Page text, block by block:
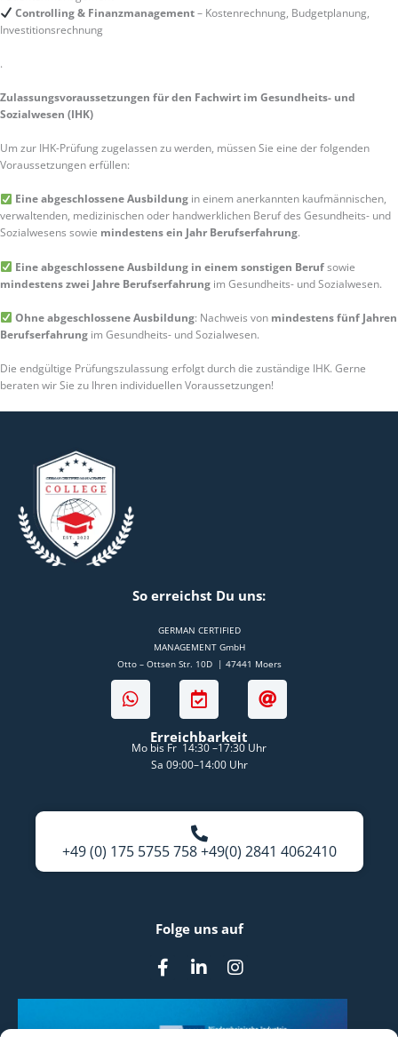
Controlling & Finanzmanagement– Kostenrechnung, Budgetplanung,
Investitionsrechnung
.
Zulassungsvoraussetzungen für den Fachwirt im Gesundheits- und
Sozialwesen (IHK)
Um zur IHK-Prüfung zugelassen zu werden, müssen Sie eine der folgenden
Voraussetzungen erfüllen:
Eine abgeschlossene Ausbildungin einem anerkannten kaufmännischen,
verwaltenden, medizinischen oder handwerklichen Beruf des Gesundheits- und
Sozialwesens sowie mindestens ein Jahr Berufserfahrung.
Eine abgeschlossene Ausbildung in einem sonstigen Berufsowie
mindestens zwei Jahre Berufserfahrung im Gesundheits- und Sozialwesen.
Ohne abgeschlossene Ausbildung: Nachweis von mindestens fünf Jahren
Berufserfahrung im Gesundheits- und Sozialwesen.
Die endgültige Prüfungszulassung erfolgt durch die zuständige IHK. Gerne
beraten wir Sie zu Ihren individuellen Voraussetzungen!
So erreichst Du uns:
GERMAN CERTIFIED
MANAGEMENT GmbH
Otto – Ottsen Str. 10D | 47441 Moers
W
h
a
t
s
p
C
a
l
e
n
d
r
-
c
A
t
Erreichbarkeit
Mo bis Fr 14:30 –17:30 Uhr
Sa 09:00–14:00 Uhr
+49 (0) 175 5755 758 +49(0) 2841 4062410
Folge uns auf
F
a
c
L
i
n
I
n
s